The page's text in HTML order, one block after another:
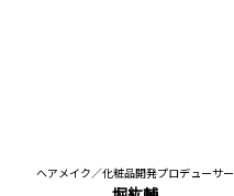
ヘアメイク／化粧品開発プロデューサー